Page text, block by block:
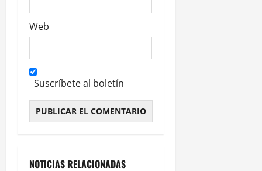
Web
Suscríbete al boletín
NOTICIAS RELACIONADAS